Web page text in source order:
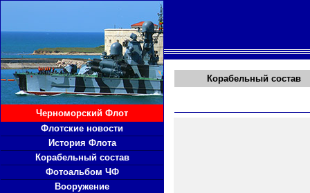
Черноморский Флот
Флотские новости
История Флота
Корабельный состав
Фотоальбом ЧФ
Вооружение
Корабельный состав